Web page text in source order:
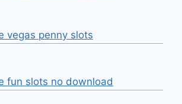
vegas penny slots
fun slots no download